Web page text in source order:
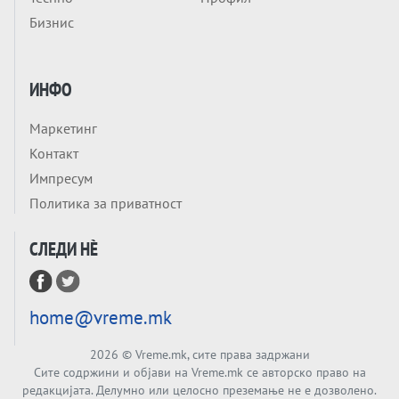
отпишеме САД, Украина ќе ја брани
ПУТИН „ПРЕПОЗНА ПРОБЛЕМ“, следува
ескалација или излез?
Анализа
Бизнис
ИНФО
Маркетинг
Контакт
Импресум
Политика за приватност
СЛЕДИ НÈ
home@vreme.mk
2026 © Vreme.mk, сите права задржани
Сите содржини и објави на Vreme.mk се авторско право на
редакцијата. Делумно или целосно преземање не е дозволено.